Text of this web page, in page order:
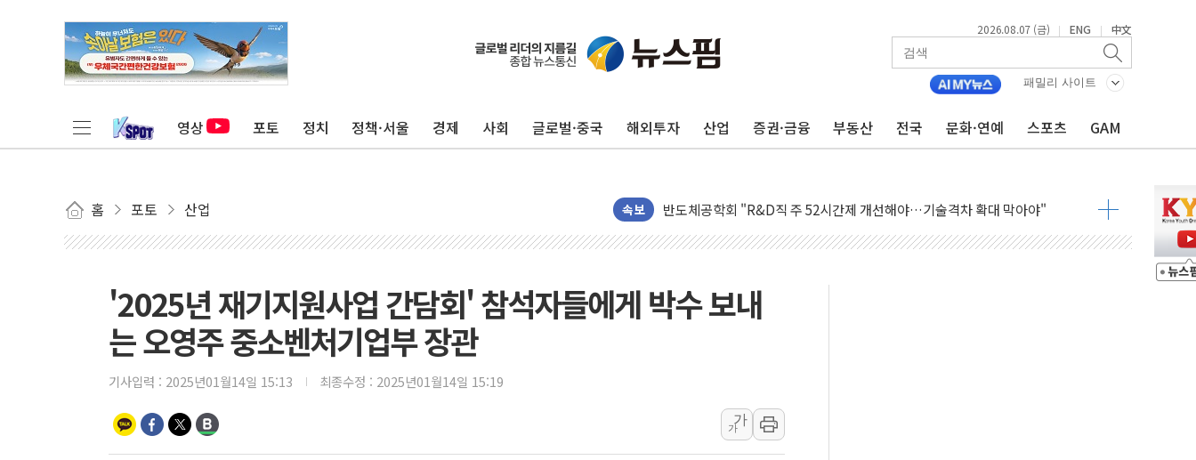
2026.08.07 (금) | ENG | 中文
패밀리 사이트
영상 포토 정치 정책·서울 경제 사회 글로벌·중국 해외투자 산업 증권·금융 부동산 전국 문화·연예 스포츠 GAM
홈 포토 산업 속보
[인사] 공정거래위원회
반도체공학회 "R&D직 주 52시간제 개선해야…기술격차 확대 막아야"
카카오, 2026년 임금협약 타결…연봉 6.3% 인상
[르포] 육군, 2031년까지 3개 보급단 '1등급 스마트 물류센터' 전환
송도 신축 아파트서 외벽 테라스 떨어져…SK에코플랜트 "전수 조사"
'무순위' 기회 왔다…신길·노량진·장위 서울 알짜 단지 주목
野 의원 42명, '사관학교 통합' 규탄 결의안 발의…이준석·한동훈 동참
'2025년 재기지원사업 간담회' 참석자들에게 박수 보내
는 오영주 중소벤처기업부 장관
기사입력 : 2025년01월14일 15:13 최종수정 : 2025년01월14일 15:19
가
가